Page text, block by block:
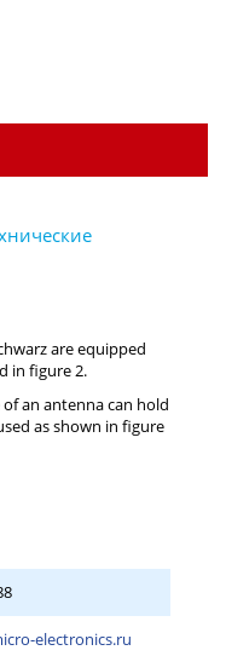
are equipped
in figure 2.
an antenna can hold
as shown in figure
electronics.ru